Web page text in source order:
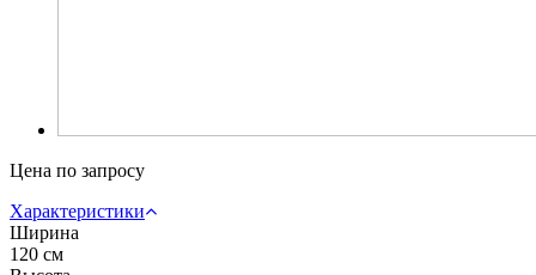
Цена по запросу
Характеристики
Ширина
120 см